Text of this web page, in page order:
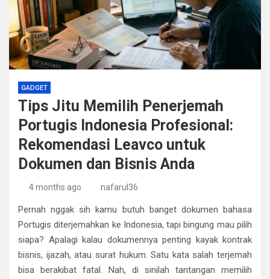
GADGET
Tips Jitu Memilih Penerjemah
Portugis Indonesia Profesional:
Rekomendasi Leavco untuk
Dokumen dan Bisnis Anda
4 months ago nafarul36
Pernah nggak sih kamu butuh banget dokumen bahasa
Portugis diterjemahkan ke Indonesia, tapi bingung mau pilih
siapa? Apalagi kalau dokumennya penting kayak kontrak
bisnis, ijazah, atau surat hukum. Satu kata salah terjemah
bisa berakibat fatal. Nah, di sinilah tantangan memilih